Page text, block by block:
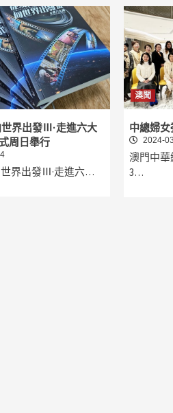
世界出發Ⅲ·走進六大
周日舉行
世界出發Ⅲ·走進六…
澳聞
中總婦
2024-
澳門中
3…